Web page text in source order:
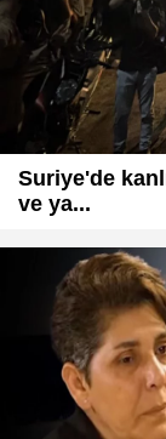
Suriye'de
ve ya...